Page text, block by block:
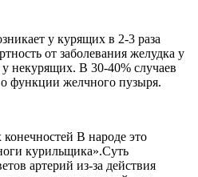
у курящих в 2-3 раза
от заболевания желудка у
некурящих. В 30-40% случаев
функции желчного пузыря.
В народе это
курильщика».Суть
артерий из-за действия